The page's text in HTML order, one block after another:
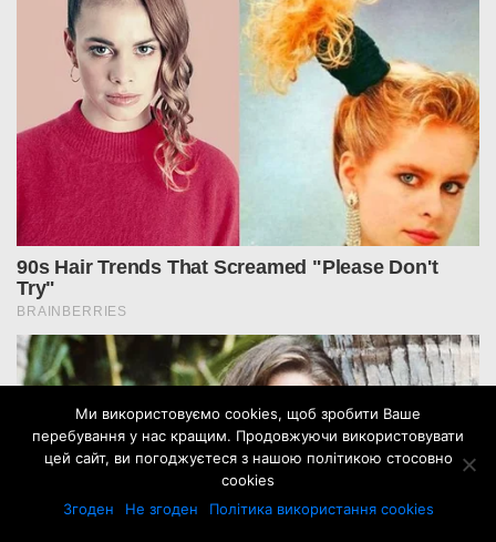
Ми використовуємо cookies, щоб зробити Ваше
перебування у нас кращим. Продовжуючи використовувати
цей сайт, ви погоджуєтеся з нашою політикою стосовно
cookies
Згоден
Не згоден Політика використання cookies